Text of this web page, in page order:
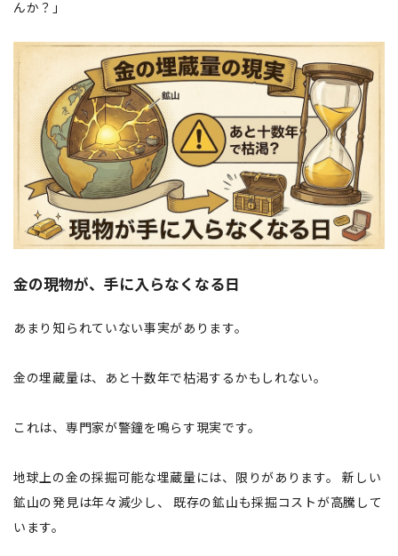
んか？」
金の現物が、手に入らなくなる日
あまり知られていない事実があります。
金の埋蔵量は、あと十数年で枯渇するかもしれない。
これは、専門家が警鐘を鳴らす現実です。
地球上の金の採掘可能な埋蔵量には、限りがあります。 新しい
鉱山の発見は年々減少し、 既存の鉱山も採掘コストが高騰して
います。